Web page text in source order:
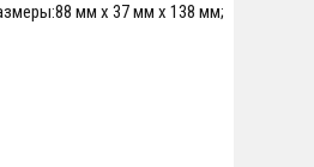
мм x 37 мм x 138 мм;